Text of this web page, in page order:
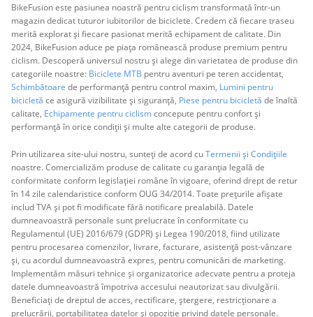
BikeFusion este pasiunea noastră pentru ciclism transformată într-un
magazin dedicat tuturor iubitorilor de biciclete. Credem că fiecare traseu
merită explorat și fiecare pasionat merită echipament de calitate. Din
2024, BikeFusion aduce pe piața românească produse premium pentru
ciclism. Descoperă universul nostru și alege din varietatea de produse din
categoriile noastre: Biciclete MTB pentru aventuri pe teren accidentat,
Schimbătoare de performanță pentru control maxim, Lumini pentru
bicicletă ce asigură vizibilitate și siguranță, Piese pentru bicicletă de înaltă
calitate, Echipamente pentru ciclismconcepute pentru confort și
performanță în orice condiții și multe alte categorii de produse.
Prin utilizarea site-ului nostru, sunteți de acord cuTermenii și Condițiile
noastre. Comercializăm produse de calitate cu garanția legală de
conformitate conform legislației române în vigoare, oferind drept de retur
în 14 zile calendaristice conform OUG 34/2014. Toate prețurile afișate
includ TVA și pot fi modificate fără notificare prealabilă. Datele
dumneavoastră personale sunt prelucrate în conformitate cu
Regulamentul (UE) 2016/679 (GDPR) și Legea 190/2018, fiind utilizate
pentru procesarea comenzilor, livrare, facturare, asistență post-vânzare
și, cu acordul dumneavoastră expres, pentru comunicări de marketing.
Implementăm măsuri tehnice și organizatorice adecvate pentru a proteja
datele dumneavoastră împotriva accesului neautorizat sau divulgării.
Beneficiați de dreptul de acces, rectificare, ștergere, restricționare a
prelucrării, portabilitatea datelor și opoziție privind datele personale.